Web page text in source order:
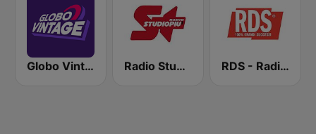
Globo Vintage Radio Studio Più RDS - Radio Dimensione Suono